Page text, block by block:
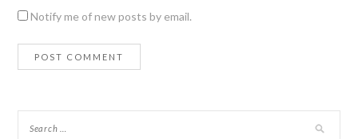
Notify me of new posts by email.